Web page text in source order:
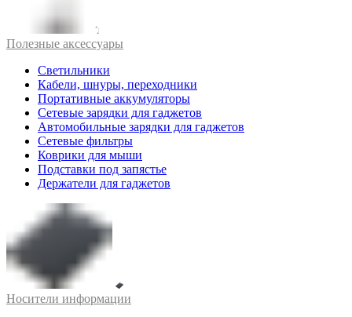
Полезные аксессуары
Светильники
Кабели, шнуры, переходники
Портативные аккумуляторы
Сетевые зарядки для гаджетов
Автомобильные зарядки для гаджетов
Сетевые фильтры
Коврики для мыши
Подставки под запястье
Держатели для гаджетов
Носители информации